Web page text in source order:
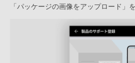
「パッケージの画像をアップロード」